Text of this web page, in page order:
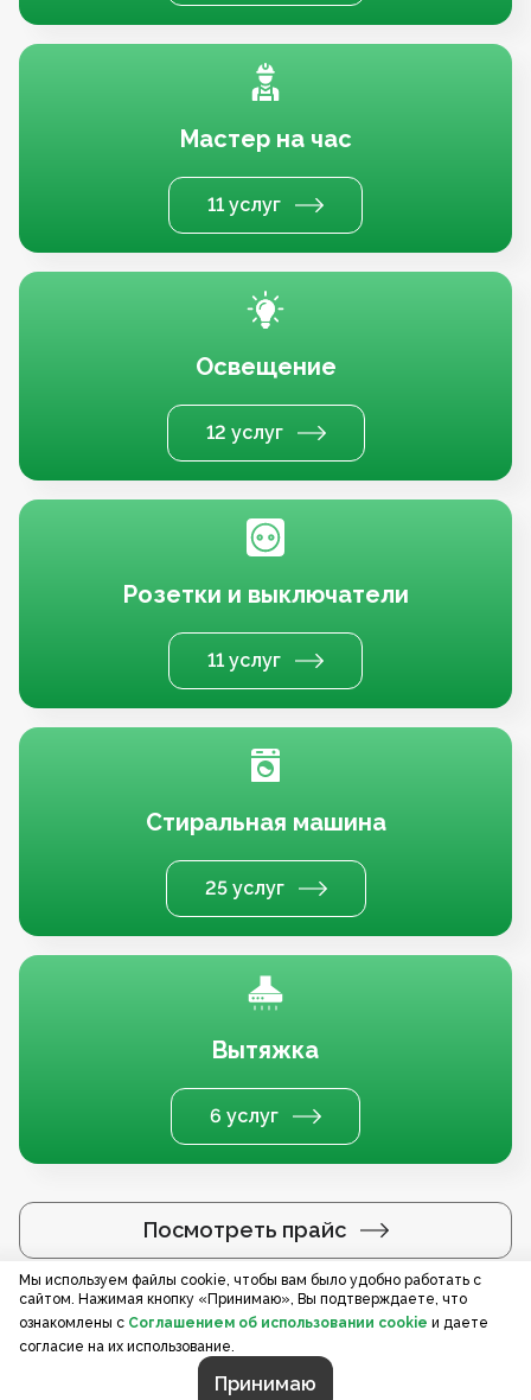
Мастер на час
11 услуг
Освещение
12 услуг
Розетки и выключатели
11 услуг
Стиральная машина
25 услуг
Вытяжка
6 услуг
Посмотреть прайс
Услуги по регионам
Мы используем файлы cookie, чтобы вам было удобно работать с
сайтом. Нажимая кнопку «Принимаю», Вы подтверждаете, что
ознакомлены с Соглашением об использовании cookie и даете
согласие на их использование.
Принимаю